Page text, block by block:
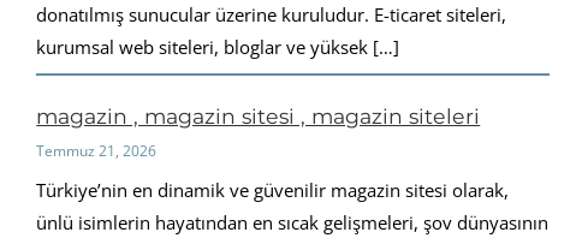
donatılmış sunucular üzerine kuruludur. E-ticaret siteleri,
kurumsal web siteleri, bloglar ve yüksek […]
magazin , magazin sitesi , magazin siteleri
Temmuz 21, 2026
Türkiye’nin en dinamik ve güvenilir magazin sitesi olarak,
ünlü isimlerin hayatından en sıcak gelişmeleri, şov dünyasının